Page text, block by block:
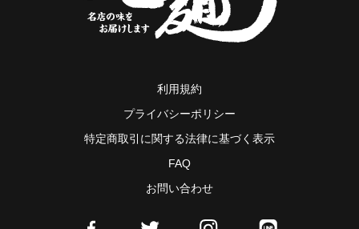
利用規約
プライバシーポリシー
特定商取引に関する法律に基づく表示
FAQ
お問い合わせ